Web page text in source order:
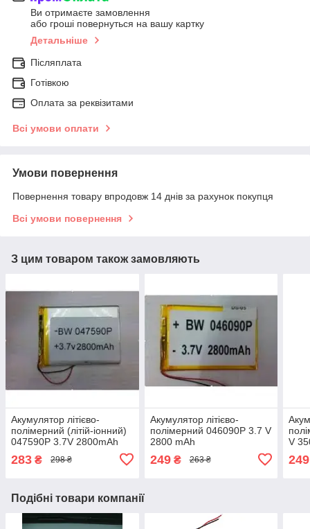
Ви отримаєте замовлення
або гроші повернуться на вашу картку
Детальніше
Післяплата
Готівкою
Оплата за реквізитами
Всі умови оплати
Умови повернення
Повернення товару впродовж 14 днів за рахунок покупця
Всі умови повернення
З цим товаром також замовляють
Акумулятор літієво-
полімерний (літій-іонний)
047590P 3.7V 2800mAh
283 ₴ 298 ₴
Акумулятор літієво-
полімерний 046090P 3.7 V
2800 mAh
249₴ 263 ₴
V
249
Подібні товари компанії